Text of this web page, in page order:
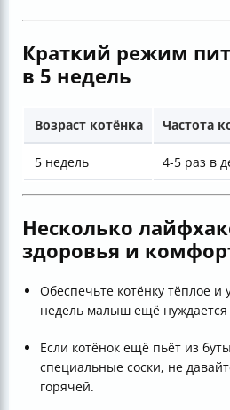
Краткий режим
в 5 недель
Возраст котёнка Частота
5 недель 4-5 раз в
Несколько
здоровья и
Обеспечьте котёнку тёплое и
недель малыш ещё нуждается
Если котёнок ещё пьёт из
специальные соски, не
горячей.